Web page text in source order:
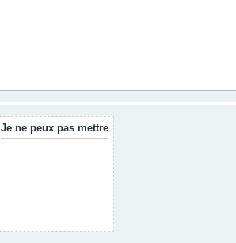
Je ne peux pas mettre